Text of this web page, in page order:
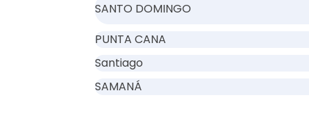
SANTO DOMINGO
PUNTA CANA
Santiago
SAMANÁ